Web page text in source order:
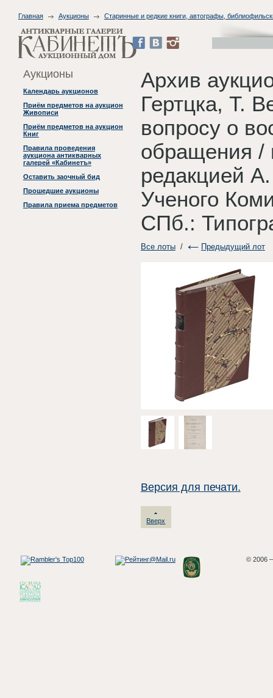
Главная Аукционы Старинные и редкие книги, автографы,
Аукционы
Календарь аукционов
Приём предметов на аукцион
Живописи
Приём предметов на аукцион
Книг
Правила проведения
аукциона антикварных
галерей «Кабинетъ»
Оставить заочный бид
Прошедшие аукционы
Правила приема предметов
Архив
Гертцка, Т.
вопросу о
обращения /
редакцией
Ученого
СПб.:
Все лоты/ Предыдущий лот
Версия для печати.
Вверх
© 2006